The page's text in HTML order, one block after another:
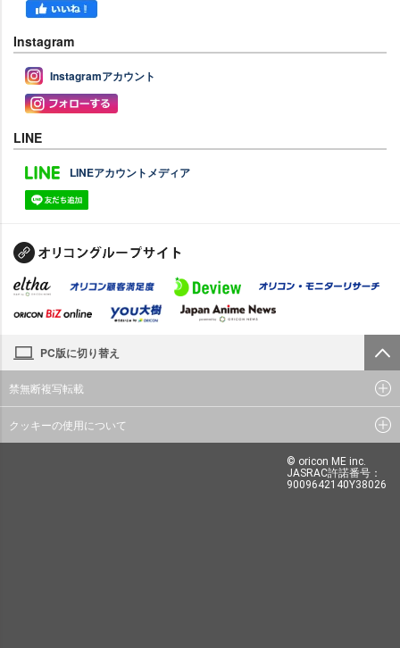
Instagram
Instagramアカウント
LINE
LINEアカウントメディア
PC版に切り替え
禁無断複写転載
クッキーの使用について
© oricon ME inc.
JASRAC許諾番号：
9009642140Y38026